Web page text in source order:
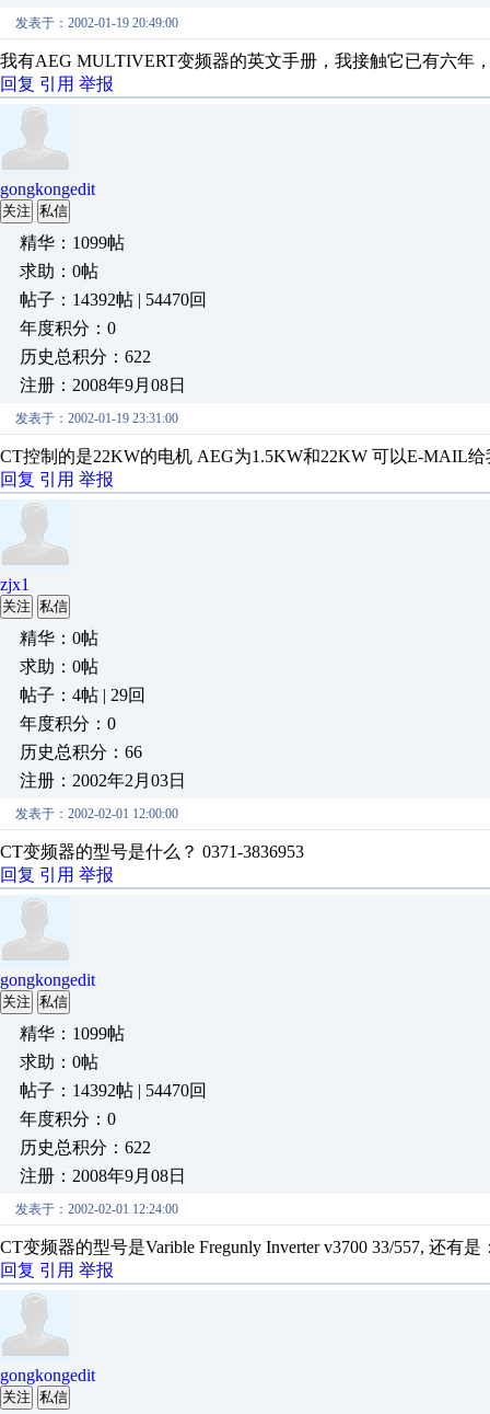
发表于：2002-01-19 20:49:00
我有AEG MULTIVERT变频器的英文手册，我接触它已有六年
回复 引用 举报
gongkongedit
关注 私信
精华：1099帖
求助：0帖
帖子：14392帖 | 54470回
年度积分：0
历史总积分：622
注册：2008年9月08日
发表于：2002-01-19 23:31:00
CT控制的是22KW的电机 AEG为1.5KW和22KW 可以E-MAIL给
回复 引用 举报
zjx1
关注 私信
精华：0帖
求助：0帖
帖子：4帖 | 29回
年度积分：0
历史总积分：66
注册：2002年2月03日
发表于：2002-02-01 12:00:00
CT变频器的型号是什么？ 0371-3836953
回复 引用 举报
gongkongedit
关注 私信
精华：1099帖
求助：0帖
帖子：14392帖 | 54470回
年度积分：0
历史总积分：622
注册：2008年9月08日
发表于：2002-02-01 12:24:00
CT变频器的型号是Varible Fregunly Inverter v3700 33/557, 还有
回复 引用 举报
gongkongedit
关注 私信